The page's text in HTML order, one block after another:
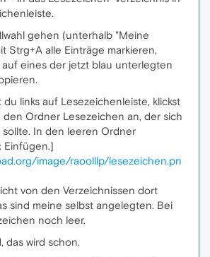
gehen (unterhalb "Meine
Strg+A alle Einträge markieren,
auf eines der jetzt blau unterlegten
du links auf Lesezeichenleiste, klickst
den Ordner Lesezeichen an, der sich
In den leeren Ordner
Einfügen.]
image/raoolllp/lesezeichen.pn
von den Verzeichnissen dort
sind meine selbst angelegten. Bei
noch leer.
das wird schon.